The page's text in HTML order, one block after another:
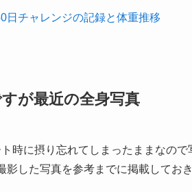
日チャレンジの記録と体重推移
が最近の全身写真
時に摂り忘れてしまったままなので
した写真を参考までに掲載しておき